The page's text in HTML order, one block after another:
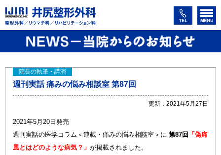
院長の執筆・講演
週刊実話 痛みの悩み相談室 第87回
更新：2021年5月27日
2021年5月20日発売
週刊実話の医学コラム＜連載・痛みの悩み相談室＞に 第87回 「偽痛
風とはどのような病気？」 が掲載されました。